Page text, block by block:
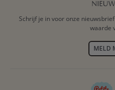
Schrijf je in voor onze
waarde
MELD